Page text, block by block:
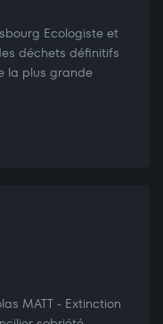
Ecologiste et
déchets définitifs
la plus grande
MATT - Extinction